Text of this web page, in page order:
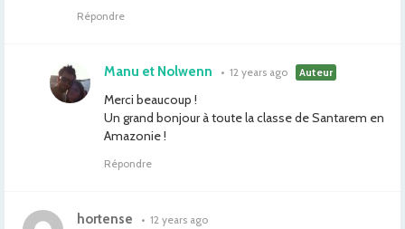
Répondre
Manu et Nolwenn • 12 years ago Auteur
Merci beaucoup !
Un grand bonjour à toute la classe de Santarem en
Amazonie !
Répondre
hortense • 12 years ago